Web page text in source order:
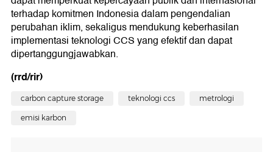
terhadap komitmen Indonesia dalam pengendalian
perubahan iklim, sekaligus mendukung keberhasilan
implementasi teknologi CCS yang efektif dan dapat
dipertanggungjawabkan.
(rrd/rir)
carbon capture storage teknologi ccs metrologi
emisi karbon